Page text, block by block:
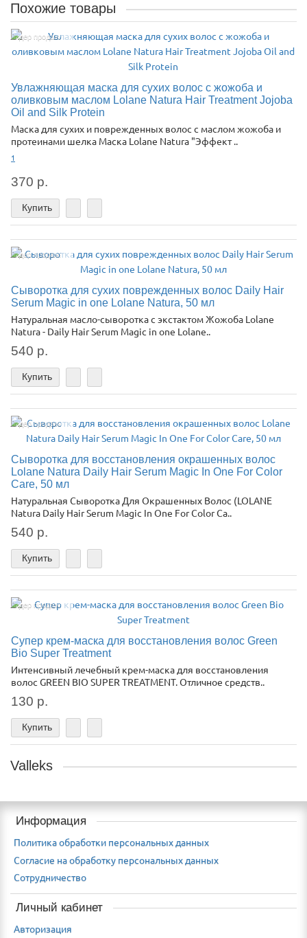
Похожие товары
Лидер продаж!
Увлажняющая маска для сухих волос с жожоба и
оливковым маслом Lolane Natura Hair Treatment Jojoba
Oil and Silk Protein
Маска для сухих и поврежденных волос с маслом жожоба и
протеинами шелка Маска Lolane Natura "Эффект ..
1
370 р.
Купить
Лидер продаж!
Сыворотка для сухих поврежденных волос Daily Hair
Serum Magic in one Lolane Natura, 50 мл
Натуральная масло-сыворотка с экстактом Жожоба Lolane
Natura - Daily Hair Serum Magic in one Lolane..
540 р.
Купить
Лидер продаж!
Сыворотка для восстановления окрашенных волос
Lolane Natura Daily Hair Serum Magic In One For Color
Care, 50 мл
Натуральная Сыворотка Для Окрашенных Волос (LOLANE
Natura Daily Hair Serum Magic In One For Color Ca..
540 р.
Купить
Лидер продаж!
Супер крем-маска для восстановления волос Green
Bio Super Treatment
Интенсивный лечебный крем-маска для восстановления
волос GREEN BIO SUPER TREATMENT. Отличное средств..
130 р.
Купить
Valleks
Информация
Политика обработки персональных данных
Согласие на обработку персональных данных
Сотрудничество
Личный кабинет
Авторизация